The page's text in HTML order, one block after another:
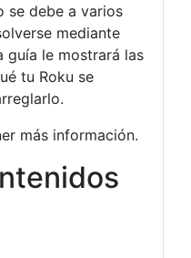
se debe a varios
mediante
guía le mostrará las
tu Roku se
más información.